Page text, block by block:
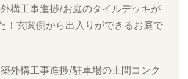
構工事進捗/お庭のタイルデッキが
！玄関側から出入りができるお庭で
外構工事進捗/駐車場の土間コンク